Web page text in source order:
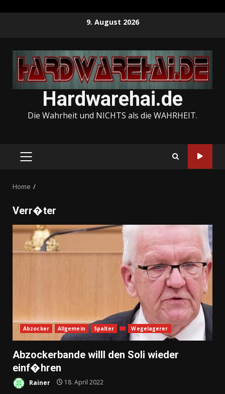
9. August 2026
Hardwarehai.de
Die Wahrheit und NICHTS als die WAHRHEIT.
PRIMARY
Home
Verr�ter
Abzocker Allgemein Spalter Wegelagerer
Abzockerbande willl den Soli wieder
einf�hren
Rainer 18. April 2022